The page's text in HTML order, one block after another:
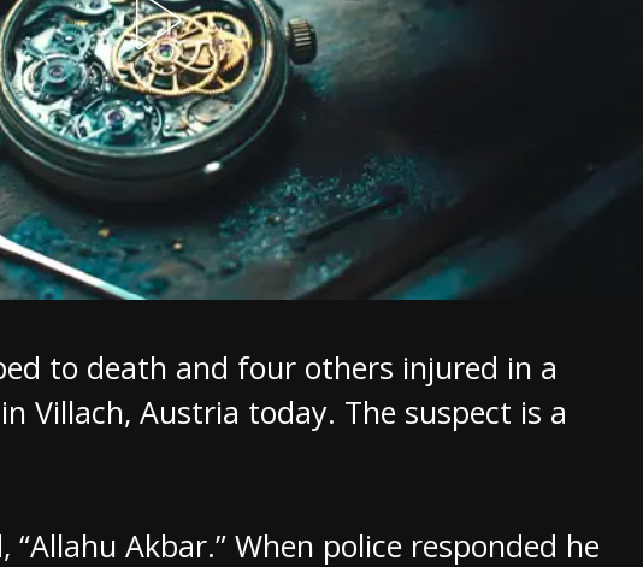
to death and four others injured in a
Villach, Austria today. The suspect is a
Akbar.” When police responded he